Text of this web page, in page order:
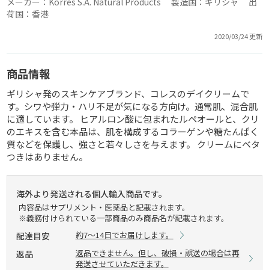
荷国：香港
2020/03/24 更新
商品情報
ギリシャ発のスキンケアブランド、コレスのデイクリームで
す。シワや弾力・ハリ不足が気になる方向け。通常肌、混合肌
に適しています。 ヒアルロン酸に包まれたルペオールと、クリ
のエキスを含む本品は、肌を構成するコラーゲンや糖たんぱく
質などを保護し、強さと若々しさを与えます。 クリームにベタ
つきはありません。
海外より発送される個人輸入商品です。
内容品はサプリメント・医薬品と記載されます。
※義務付けられている一部商品のみ商品名が記載されます。
配達目安 約7～14日でお届けします。
返品
返品できません。但し、破損・誤送の場合は再
発送させていただきます。